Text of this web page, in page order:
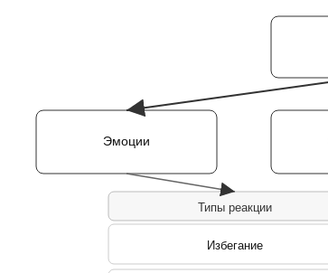
Эмоции
Типы реакции
Избегание